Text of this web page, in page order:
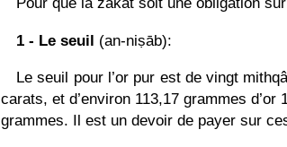
1 - Le seuil (an-niṣāb):
Le seuil pour l’or pur est de vingt
carats, et d’environ 113,17 grammes
grammes. Il est un devoir de payer sur